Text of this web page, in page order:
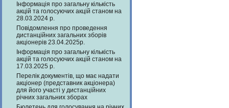
Інформація про загальну кількість
акцій та голосуючих акцій станом на
28.03.2024 р.
Повідомлення про проведення
дистанційних загальних зборів
акціонерів 23.04.2025р.
Інформація про загальну кількість
акцій та голосуючих акцій станом на
17.03.2025 р.
Перелік документів, що має надати
акціонер (представник акціонера)
для його участі у дистанційних
річних загальних зборах